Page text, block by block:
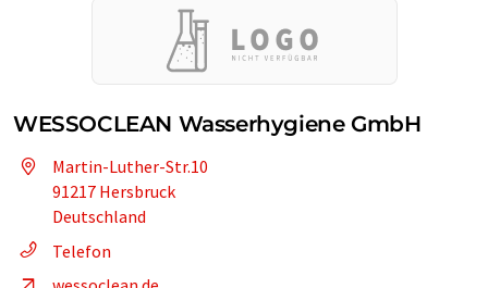
WESSOCLEAN Wasserhygiene GmbH
Martin-Luther-Str.10
91217 Hersbruck
Deutschland
Telefon